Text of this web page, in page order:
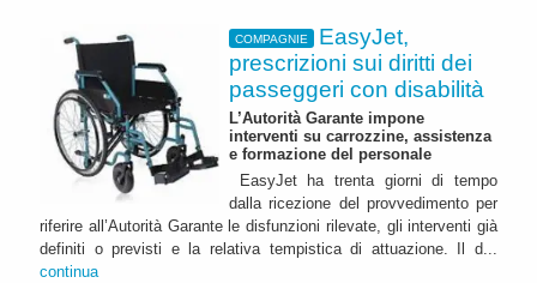
COMPAGNIE
EasyJet,
prescrizioni sui diritti dei
passeggeri con disabilità
L’Autorità Garante impone
interventi su carrozzine, assistenza
e formazione del personale
EasyJet ha trenta giorni di tempo
dalla ricezione del provvedimento per
riferire all’Autorità Garante le disfunzioni rilevate, gli interventi già
definiti o previsti e la relativa tempistica di attuazione. Il d...
continua